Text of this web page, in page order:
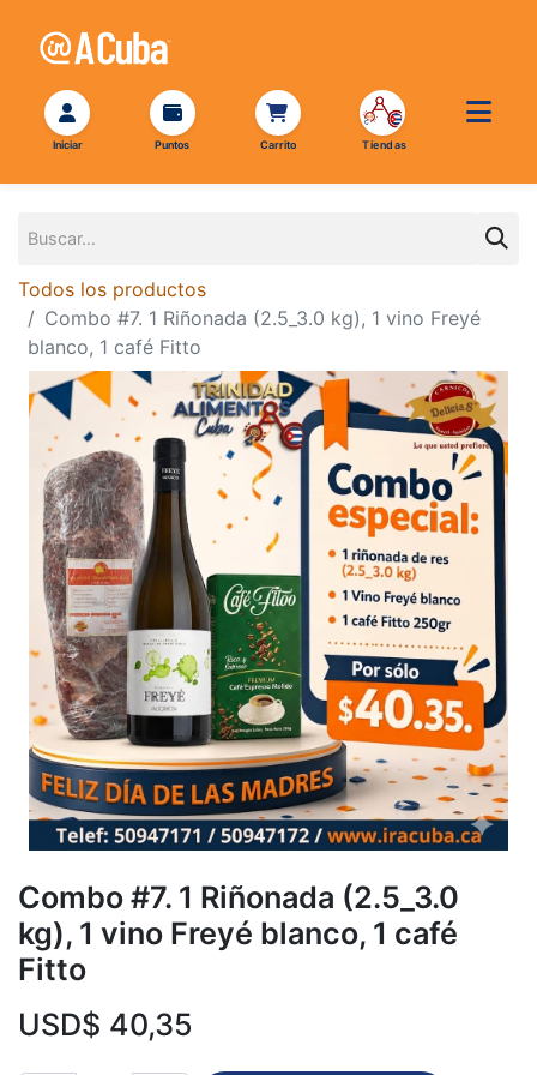
Todos los productos
Combo #7. 1 Riñonada (2.5_3.0 kg), 1 vino Freyé
blanco, 1 café Fitto
Combo #7. 1 Riñonada (2.5_3.0
kg), 1 vino Freyé blanco, 1 café
Fitto
USD$ 40,35